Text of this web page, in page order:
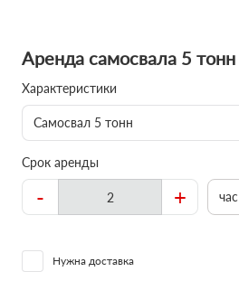
Аренда самосвала 5 тонн
Характеристики
Самосвал 5 тонн
Срок аренды
- + час
Нужна доставка